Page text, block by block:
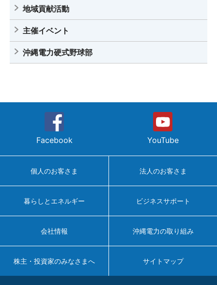
地域貢献活動
主催イベント
沖縄電力硬式野球部
Facebook YouTube
個人のお客さま 法人のお客さま
暮らしとエネルギー ビジネスサポート
会社情報 沖縄電力の取り組み
株主・投資家のみなさまへ サイトマップ